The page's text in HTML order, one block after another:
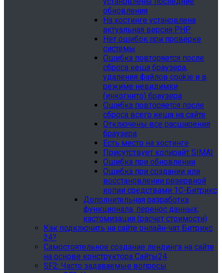
обновления
На хостинге установлена
актуальная версия PHP
Нет ошибок при проверке
системы
Ошибка повторяется после
сброса кеша браузера,
удаления файлов cookie и в
режиме невидимки
(инкогнито) браузера
Ошибка повторяется после
сброса всего кеша на сайте
Отключены все расширения
браузера
Есть место на хостинге
Присутствует копирайт SIMAI
Ошибка при обновлении
Ошибка при создании или
восстановлении резервной
копии средствами 1С-Битрикс
Дополнительная разработка
функционала, перенос данных,
кастомизация (расчет стоимости)
Как подключить на сайте онлайн-чат Битрикс
24?
Самостоятельное создание лендинга на сайте
на основе конструктора Сайты24
SF2: Часто задаваемые вопросы